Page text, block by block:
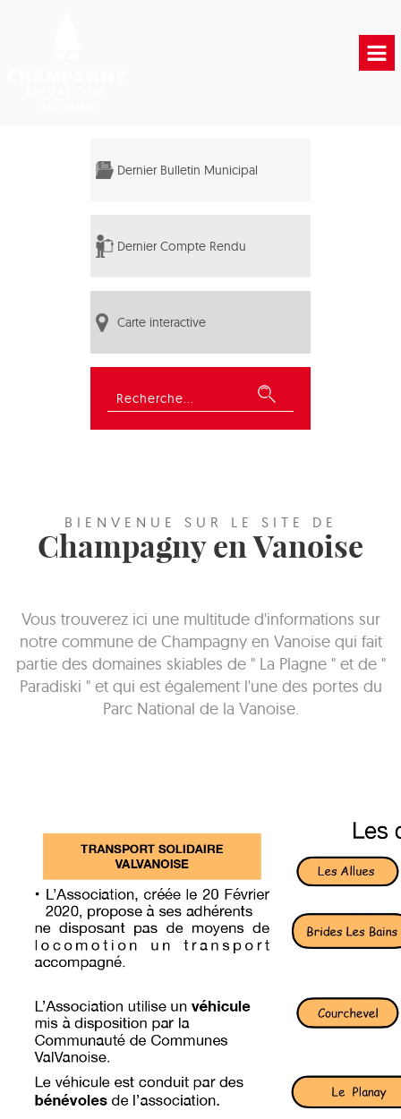
Dernier Bulletin Municipal
Dernier Compte Rendu
Carte interactive
Rechercher
BIENVENUE SUR LE SITE DE
Champagny en Vanoise
Vous trouverez ici une multitude d'informations sur
notre commune de Champagny en Vanoise qui fait
partie des domaines skiables de " La Plagne " et de "
Paradiski " et qui est également l'une des portes du
Parc National de la Vanoise.